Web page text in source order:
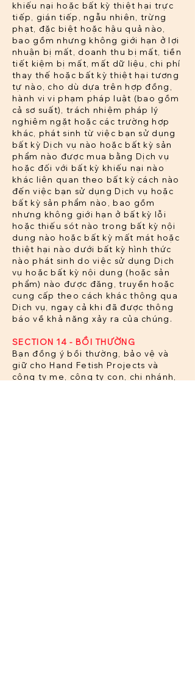
khiếu nại hoặc bất kỳ thiệt hại trực
tiếp, gián tiếp, ngẫu nhiên, trừng
phạt, đặc biệt hoặc hậu quả nào,
bao gồm nhưng không giới hạn ở lợi
nhuận bị mất, doanh thu bị mất, tiền
tiết kiệm bị mất, mất dữ liệu, chi phí
thay thế hoặc bất kỳ thiệt hại tương
tự nào, cho dù dựa trên hợp đồng,
hành vi vi phạm pháp luật (bao gồm
cả sơ suất), trách nhiệm pháp lý
nghiêm ngặt hoặc các trường hợp
khác, phát sinh từ việc bạn sử dụng
bất kỳ Dịch vụ nào hoặc bất kỳ sản
phẩm nào được mua bằng Dịch vụ
hoặc đối với bất kỳ khiếu nại nào
khác liên quan theo bất kỳ cách nào
đến việc bạn sử dụng Dịch vụ hoặc
bất kỳ sản phẩm nào, bao gồm
nhưng không giới hạn ở bất kỳ lỗi
hoặc thiếu sót nào trong bất kỳ nội
dung nào hoặc bất kỳ mất mát hoặc
thiệt hại nào dưới bất kỳ hình thức
nào phát sinh do việc sử dụng Dịch
vụ hoặc bất kỳ nội dung (hoặc sản
phẩm) nào được đăng, truyền hoặc
cung cấp theo cách khác thông qua
Dịch vụ, ngay cả khi đã được thông
báo về khả năng xảy ra của chúng.
SECTION 14 - BỒI THƯỜNG
Bạn đồng ý bồi thường, bảo vệ và
giữ cho Hand Fetish Projects và
công ty mẹ, công ty con, chi nhánh,